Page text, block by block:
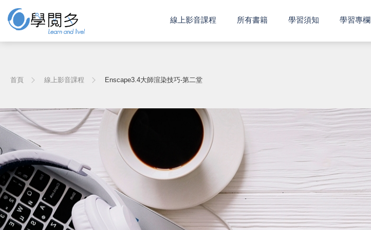
線上影音課程 所有書籍 學習須知 學習專欄
首頁 線上影音課程 Enscape3.4大師渲染技巧-第二堂